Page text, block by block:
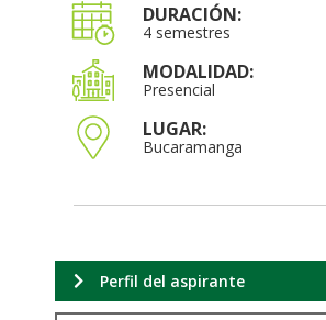
DURACIÓN:
4 semestres
MODALIDAD:
Presencial
LUGAR:
Bucaramanga
Perfil del aspirante